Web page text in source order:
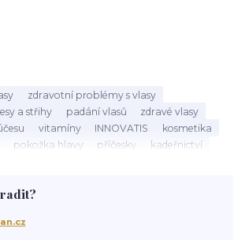
zdravotní problémy s vlasy
a střihy padání vlasů
zdravé vlasy
vitamíny INNOVATIS
kosmetika
pokožka hlavy příčesky
kadeřnictví
poškozené vlasy
vlasů